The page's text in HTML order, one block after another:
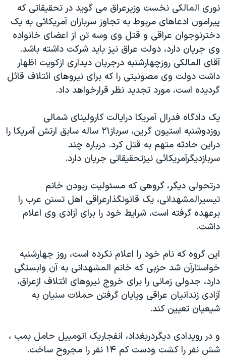
به
جستجو
گزیده‌ها
ویژه برنامه‌ها
ویدیوها
فرهنگ و زندگی
حقوق شهروندی
علم و فناوری
اسرائیل در جنگ
گالری عکس
عملیات خشم حماسی
۲۵۰سالگی آمریکا
بایگانی برنامه‌های تلویزیونی
مستندها
انتخابات ریاست جمهوری آمریکا ۲۰۲۴
رمز مهسا
ورزش زنان در ایران
اعتراضات زن، زندگی، آزادی
تریبونال مردمی آبان ۹۸
دادگاه حمید نوری
چهل سال گروگان‌گیری
اعتراضات مردمی آبان ۹۸
اسرائیل در جنگ
نرگس محمدی برنده جایزه نوبل صلح
صفحه‌های ویژه
سفر پرزیدنت ترامپ به چین
پخش رادیویی
یادگیری زبان انگلیسی
دنبال کنید
زبانهای مختلف
نوری المالکی نخست وزيرعراق می گويد در تحقيقاتی که
پيرامون ادعاهای مربوط به تجاوز سربازان آمريکائی به يک
دخترنوجوان عراقی و قتل وی وسه تن از اعضای خانواده
وی جريان دارد، دولت عراق نيز بايد شرکت داشته باشد.
آقای المالکی روزچهارشنبه درجريان ديداری ازکويت اظهار
داشت دولت وی مصونيتی را که برای نيروهای ائتلاف قائل
گرديده است، مورد تجديد نظر قرارخواهد داد.
يک دادگاه فدرال آمريکا درايالت کارولينای شمالی
روزدوشنبه استيون گرين، سرباز۲۱ ساله سابق ارتش آمريکا را
دراين حادثه متهم به قتل کرد. درباره چند
سربازديگرآمريکائی نيزتحقيقاتی جريان دارد.
درتحولی ديگر، گروهی که مسئوليت ربودن خانم
تيسيرالمشهدانی، يک قانونگذارعراقی اهل تسنن عرب را
برعهده گرفته است، شرايط خود را برای آزادی وی اعلام
داشت.
اين گروه که نام خود را اعلام نکرده است، روز چهارشنبه
خواستارآن شد حزبی که خانم المشهدانی به آن وابستگی
دارد، جدولی زمانی را برای خروج نيروهای ائتلاف ازعراق،
آزادی زندانيان عراقی وپايان گرفتن حملات سنيان به
شيعيان تعيين کند.
و در رويدادی ديگردربغداد، انفجاريک اتومبيل حامل بمب ،
شش نفر را کشت ودست کم ۱۴ نفر را مجروح ساخت.